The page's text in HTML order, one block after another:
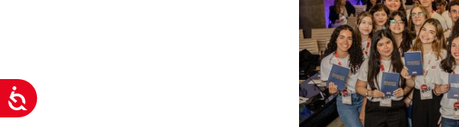
Acessibilidade